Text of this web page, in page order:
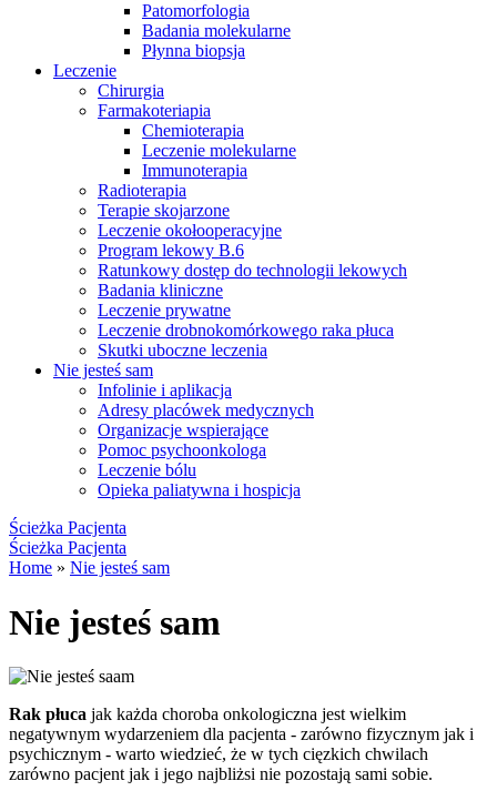
Patomorfologia
Badania molekularne
Płynna biopsja
Leczenie
Chirurgia
Farmakoteriapia
Chemioterapia
Leczenie molekularne
Immunoterapia
Radioterapia
Terapie skojarzone
Leczenie okołooperacyjne
Program lekowy B.6
Ratunkowy dostęp do technologii lekowych
Badania kliniczne
Leczenie prywatne
Leczenie drobnokomórkowego raka płuca
Skutki uboczne leczenia
Nie jesteś sam
Infolinie i aplikacja
Adresy placówek medycznych
Organizacje wspierające
Pomoc psychoonkologa
Leczenie bólu
Opieka paliatywna i hospicja
Ścieżka Pacjenta
Ścieżka Pacjenta
Home » Nie jesteś sam
Nie jesteś sam
Rak płuca jak każda choroba onkologiczna jest wielkim
negatywnym wydarzeniem dla pacjenta - zarówno fizycznym jak i
psychicznym - warto wiedzieć, że w tych cięzkich chwilach
zarówno pacjent jak i jego najbliżsi nie pozostają sami sobie.